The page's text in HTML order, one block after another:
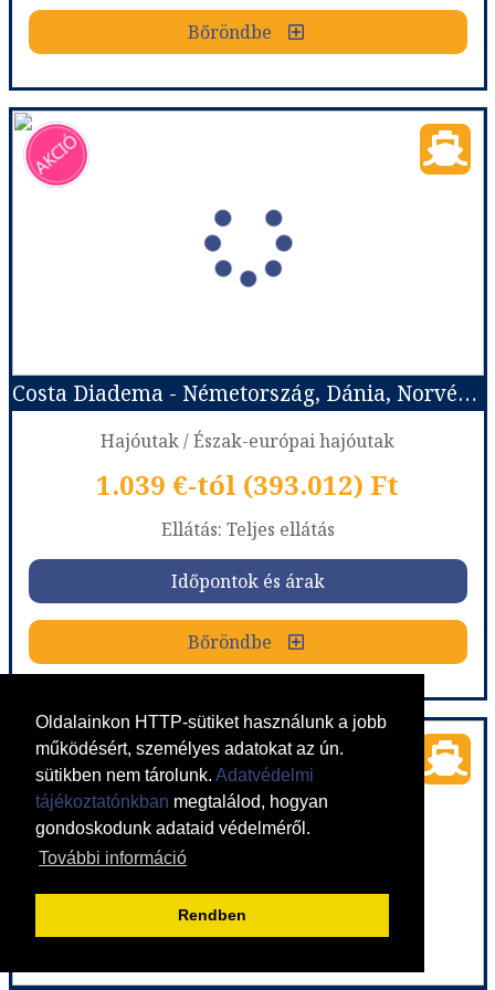
Oldalainkon HTTP-sütiket használunk a jobb
működésért, személyes adatokat az ún.
sütikben nem tárolunk. Adatvédelmi
tájékoztatónkban megtalálod, hogyan
gondoskodunk adataid védelméről.
További információ
Rendben
Bőröndbe
Bőröndbe
Costa Diadema - Dánia, Norvégia, Németország
Észak-európai hajóutak
Utazás módja:
Ellátás:Teljes ellátás
Szálláskategória:Hajó kabin
Costa ár, The Interior (I1), 2 felnőtt
Időpont: 2026-09-05 | 7 éj
már 1.029 €-tól (389.230) Ft
Időpontok és árak
Bőröndbe
Costa Diadema - Németország, Dánia, Norvégia, Franciaország, Spanyolország
Hajóutak / Észak-európai hajóutak
1.039 €-tól (393.012) Ft
Ellátás: Teljes ellátás
Időpontok és árak
Bőröndbe
Costa Diadema - Németország, Dánia, Norvégia, Franciaország, Spanyolország
Ország:Hajóutak
Város:Észak-európai hajóutak
Utazás módja:Hajó
Ellátás:
Szobatípus:Costa ár, The Interior (I1), 2 felnőtt
Időtartam: